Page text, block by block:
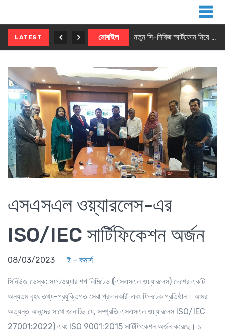
LATEST মোবাইল নতুন সি-সিরিজ স্মার্টফোন নিয়ে আসছে রিয়েলমি
এসএসএল ওয়্যারলেস-এর
ISO/IEC সার্টিফিকেশন অর্জন
08/03/2023 ই – কমার্স
সিনিউজ ডেস্ক: সফটওয়্যার শপ লিমিটেড (এসএসএল ওয়্যারলেস) দেশের একটি
অন্যতম বৃহৎ তথ্য-প্রযুক্তিগত সেবা প্রদানকারী এবং ফিনটেক প্রতিষ্ঠান। আমরা
অত্যন্ত আনন্দের সাথে জানাচ্ছি যে, সম্প্রতি এসএসএল ওয়্যারলেস ISO/IEC
27001:2022) এবং ISO 9001:2015 সার্টিফিকেশন অর্জন করেছে। ১